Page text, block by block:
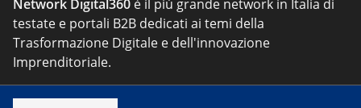
Network Digital360 è il più grande network in Italia di
testate e portali B2B dedicati ai temi della
Trasformazione Digitale e dell'innovazione
Imprenditoriale.